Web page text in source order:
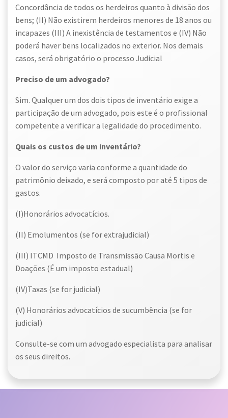
Concordância de todos os herdeiros quanto à divisão dos
bens; (II) Não existirem herdeiros menores de 18 anos ou
incapazes (III) A inexistência de testamentos e (IV) Não
poderá haver bens localizados no exterior. Nos demais
casos, será obrigatório o processo Judicial
Preciso de um advogado?
Sim. Qualquer um dos dois tipos de inventário exige a
participação de um advogado, pois este é o profissional
competente a verificar a legalidade do procedimento.
Quais os custos de um inventário?
O valor do serviço varia conforme a quantidade do
patrimônio deixado, e será composto por até 5 tipos de
gastos.
(I)Honorários advocatícios.
(II) Emolumentos (se for extrajudicial)
(III) ITCMD Imposto de Transmissão Causa Mortis e
Doações (É um imposto estadual)
(IV)Taxas (se for judicial)
(V) Honorários advocatícios de sucumbência (se for
judicial)
Consulte-se com um advogado especialista para analisar
os seus direitos.